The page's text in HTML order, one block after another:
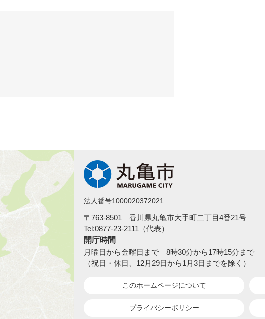
法人番号1000020372021
〒763-8501 香川県丸亀市大手町二丁目4番21号
Tel:0877-23-2111（代表）
開庁時間
月曜日から金曜日まで 8時30分から17時15分まで
（祝日・休日、12月29日から1月3日までを除く）
このホームページについて
プライバシーポリシー